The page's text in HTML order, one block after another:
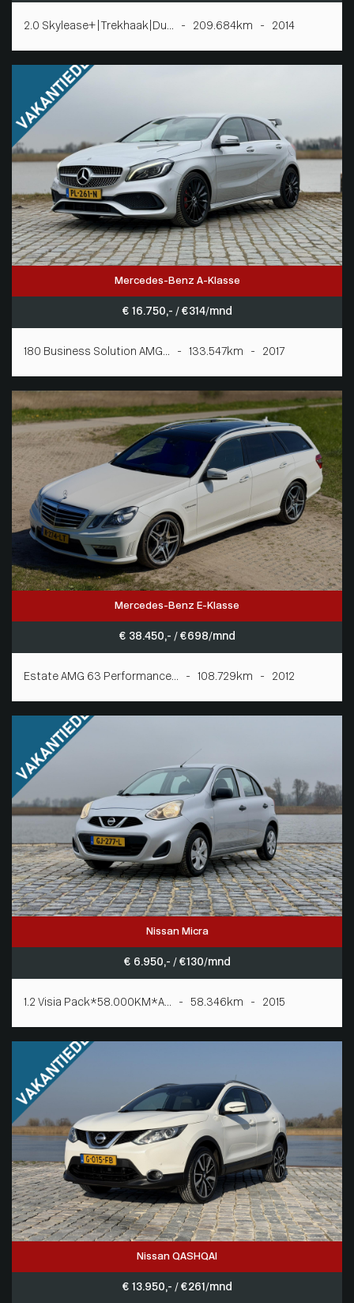
2.0 Skylease+|Trekhaak|Du... - 209.684km - 2014
Mercedes-Benz A-Klasse
€ 16.750,- / € 314/mnd
180 Business Solution AMG... - 133.547km - 2017
Mercedes-Benz E-Klasse
€ 38.450,- / € 698/mnd
Estate AMG 63 Performance... - 108.729km - 2012
Nissan Micra
€ 6.950,- / € 130/mnd
1.2 Visia Pack*58.000KM*A... - 58.346km - 2015
Nissan QASHQAI
€ 13.950,- / € 261/mnd